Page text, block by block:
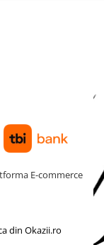
E-commerce